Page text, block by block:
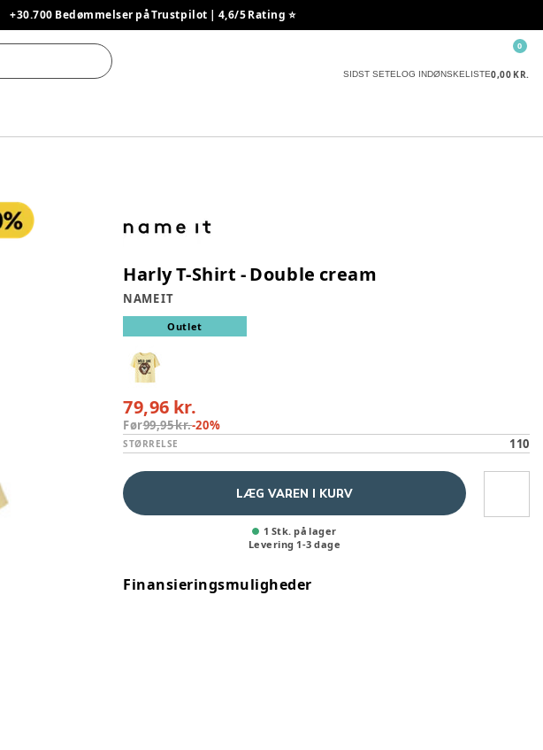
+30.700 Bedømmelser på Trustpilot | 4,6/5 Rating ⭐️
SIDST SETELOG INDØNSKELISTE0,00 KR.
0
Harly T-Shirt - Double cream
NAME IT
Outlet
79,96 kr.
Før99,95 kr.-20%
STØRRELSE 110
LÆG VAREN I KURV
1 Stk. på lager
Levering 1-3 dage
Finansieringsmuligheder